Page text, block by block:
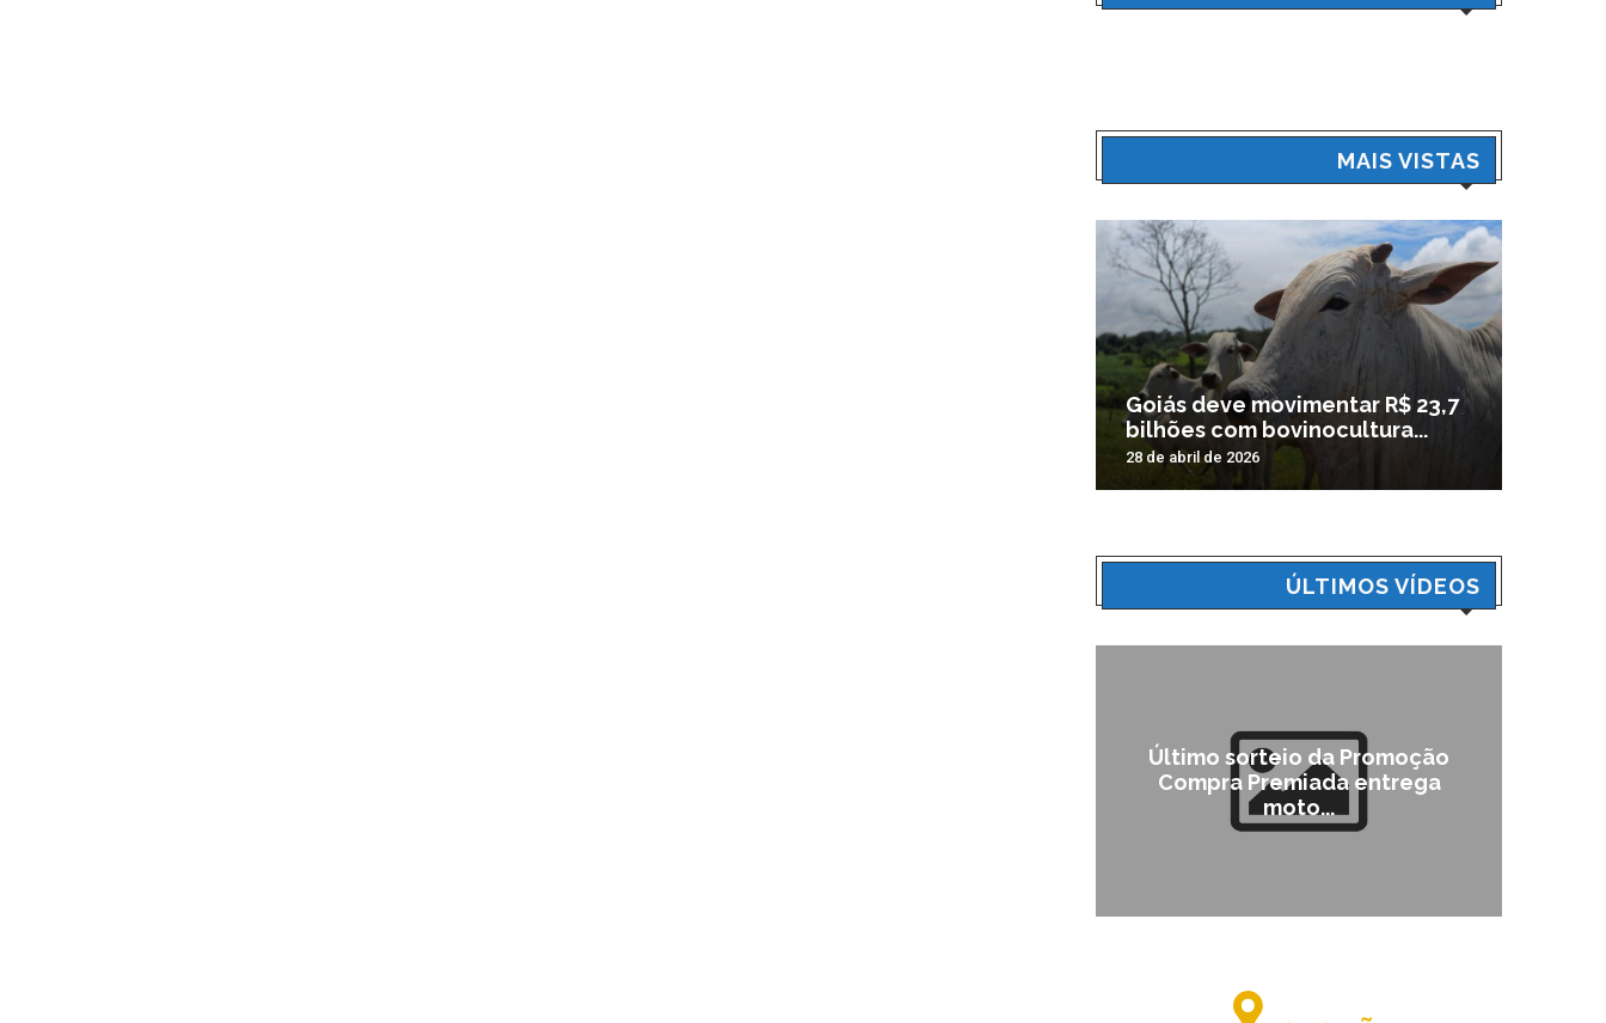
MAIS VISTAS
Goiás deve movimentar R$ 23,7
bilhões com bovinocultura...
28 de abril de 2026
ÚLTIMOS VÍDEOS
Último sorteio da Promoção
Compra Premiada entrega
moto...